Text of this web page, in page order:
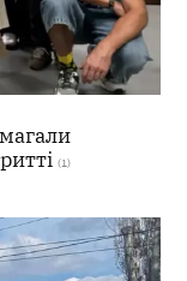
(1)